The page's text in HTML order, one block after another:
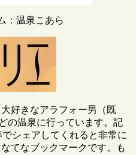
：温泉こあら
好きなアラフォー男（既
の温泉に行っています。記
シェアしてくれると非常に
てなブックマークです。も